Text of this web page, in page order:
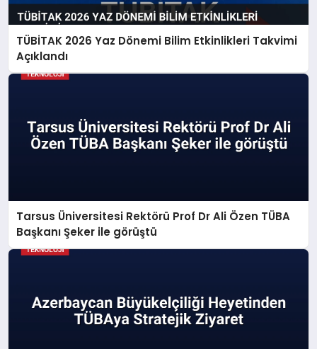
TÜBİTAK 2026 Yaz Dönemi Bilim Etkinlikleri Takvimi
Açıklandı
Tarsus Üniversitesi Rektörü Prof Dr Ali Özen TÜBA
Başkanı Şeker ile görüştü